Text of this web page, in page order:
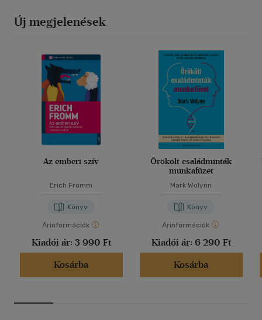
Új megjelenések
Az emberi szív
Erich Fromm
Könyv
Árinformációk
Kiadói ár: 3 990 Ft
Kosárba
Örökölt családminták
munkafüzet
Mark Wolynn
Könyv
Árinformációk
Kiadói ár: 6 290 Ft
Kosárba